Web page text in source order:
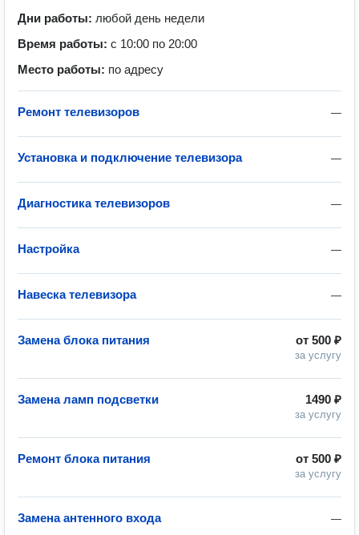
Дни работы: любой день недели
Время работы: с 10:00 по 20:00
Место работы: по адресу
—
Ремонт телевизоров
—
Установка и подключение телевизора
—
Диагностика телевизоров
—
Настройка
—
Навеска телевизора
от 500 ₽
за услугу
Замена блока питания
1490 ₽
за услугу
Замена ламп подсветки
от 500 ₽
за услугу
Ремонт блока питания
—
Замена антенного входа